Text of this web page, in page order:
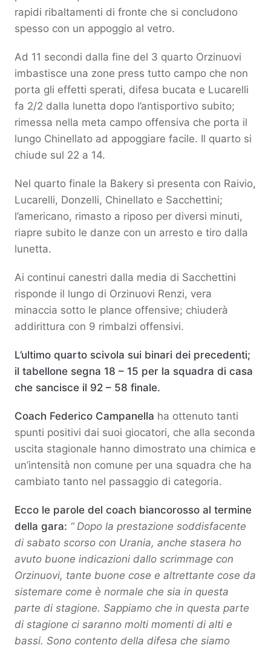
rapidi ribaltamenti di fronte che si concludono
spesso con un appoggio al vetro.
Ad 11 secondi dalla fine del 3 quarto Orzinuovi
imbastisce una zone press tutto campo che non
porta gli effetti sperati, difesa bucata e Lucarelli
fa 2/2 dalla lunetta dopo l’antisportivo subito;
rimessa nella meta campo offensiva che porta il
lungo Chinellato ad appoggiare facile. Il quarto si
chiude sul 22 a 14.
Nel quarto finale la Bakery si presenta con Raivio,
Lucarelli, Donzelli, Chinellato e Sacchettini;
l’americano, rimasto a riposo per diversi minuti,
riapre subito le danze con un arresto e tiro dalla
lunetta.
Ai continui canestri dalla media di Sacchettini
risponde il lungo di Orzinuovi Renzi, vera
minaccia sotto le plance offensive; chiuderà
addirittura con 9 rimbalzi offensivi.
L’ultimo quarto scivola sui binari dei precedenti;
il tabellone segna 18 – 15 per la squadra di casa
che sancisce il 92 – 58 finale.
Coach Federico Campanella ha ottenuto tanti
spunti positivi dai suoi giocatori, che alla seconda
uscita stagionale hanno dimostrato una chimica e
un’intensità non comune per una squadra che ha
cambiato tanto nel passaggio di categoria.
Ecco le parole del coach biancorosso al termine
della gara: “ Dopo la prestazione soddisfacente
di sabato scorso con Urania, anche stasera ho
avuto buone indicazioni dallo scrimmage con
Orzinuovi, tante buone cose e altrettante cose da
sistemare come è normale che sia in questa
parte di stagione. Sappiamo che in questa parte
di stagione ci saranno molti momenti di alti e
bassi. Sono contento della difesa che siamo